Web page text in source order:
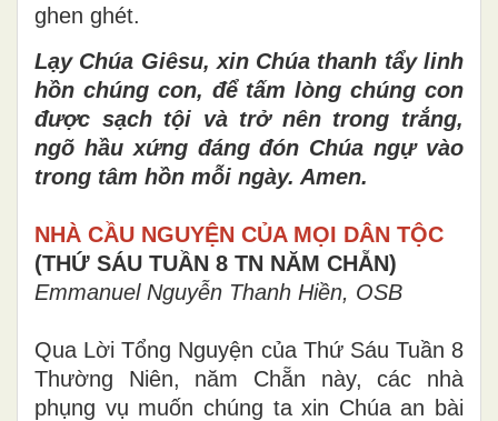
ghen ghét.
Lạy Chúa Giêsu, xin Chúa thanh tẩy linh
hồn chúng con, để tấm lòng chúng con
được sạch tội và trở nên trong trắng,
ngõ hầu xứng đáng đón Chúa ngự vào
trong tâm hồn mỗi ngày. Amen.
NHÀ CẦU NGUYỆN CỦA MỌI DÂN TỘC
(THỨ SÁU TUẦN 8 TN NĂM CHẴN)
Emmanuel Nguyễn Thanh Hiền, OSB
Qua Lời Tổng Nguyện của Thứ Sáu Tuần 8
Thường Niên, năm Chẵn này, các nhà
phụng vụ muốn chúng ta xin Chúa an bài